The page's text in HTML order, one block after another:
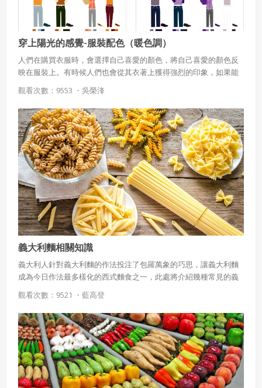
穿上陽光的感覺-服裝配色（暖色調）
人們在購買衣服時，會選擇自己喜愛的顏色，將自己喜愛的顏色反
映在服裝上。有時候人們也會從其衣著上獲得強烈的印象，如果能
到某種程度的溝通。
觀看次數：9553 ・ 吳榮浲
義大利麵相關知識
義大利人針對義大利麵的作法投注了包羅萬象的巧思，讓義大利麵
成為今日作法最多樣化的西式麵食之一，此處將介紹幾種常見的義
等。
觀看次數：9521 ・ 藍高登